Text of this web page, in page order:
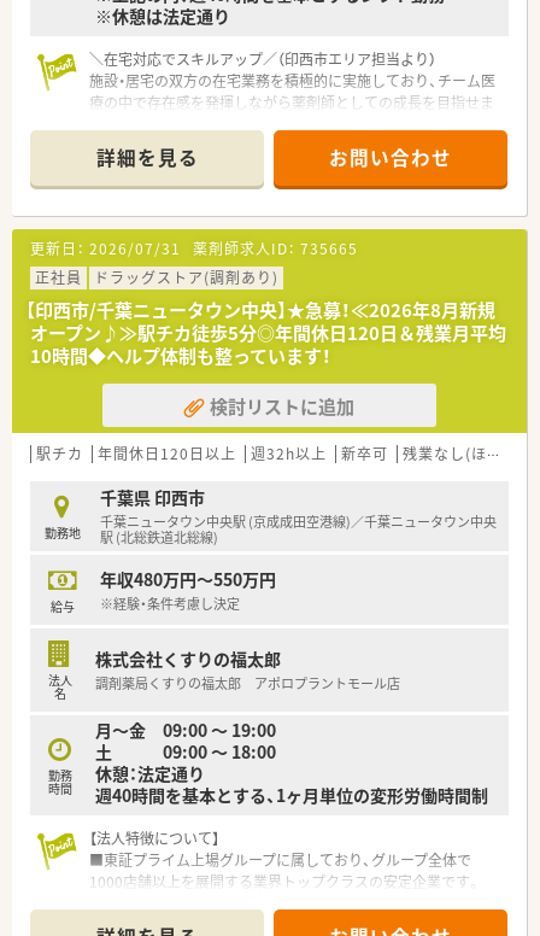
※休憩は法定通り
＼在宅対応でスキルアップ／（印西市エリア担当より）
施設・居宅の双方の在宅業務を積極的に実施しており、チーム医
療の中で存在感を発揮しながら薬剤師としての成長を目指せま
＊------------------------------------------＊
【店舗情報と応需状況について】
■千葉ニュータウン中央駅から車で10分の立地で、近隣クリニ
ックからの外来応需と施設・居宅在宅を中心に手掛けます。
■応需科目は内科や循環器科および整形外科などを幅広く取り
扱っており、豊富な処方事例を通じて経験を積めます。
■人員体制は常勤薬剤師2名と医療事務が在籍しており、互いに
連携しながら効率良く安全な調剤業務を行っています。
【法人特徴について】
■東北や関東エリアを中心に調剤薬局を広く展開しており、地域
密着型の店舗展開で確固たる経営基盤を築いています。
■調剤の機械化や最新システムの導入に積極的で、対人業務へ特
化しながら国の掲げる薬局ビジョンを推進しています。
■従業員のスキルアップを支援するため充実した研修制度を整
【こんな取り組みをしています】
■調剤過誤防止と業務効率化に向けて調剤機器の導入を推進し、
■自己研鑽に励む薬剤師をサポートするべく、認定薬剤師取得な
どに役立つeラーニングの全額費用負担を行っています。
詳細を見る お問い合わせ
更新日： 2026/07/31 薬剤師求人ID： 735665
正社員
ドラッグストア(調剤あり)
【印西市/千葉ニュータウン中央】★急募！≪2026年8月新規
オープン♪≫駅チカ徒歩5分◎年間休日120日＆残業月平均
10時間◆ヘルプ体制も整っています！
検討リストに追加
駅チカ 年間休日120日以上 週32h以上 新卒可 残業なし(ほぼなし含む)
勤務地
千葉県 印西市
千葉ニュータウン中央駅 (京成成田空港線)／千葉ニュータウン中央
駅 (北総鉄道北総線)
給与
年収480万円～550万円
※経験・条件考慮し決定
法人
名
株式会社くすりの福太郎
調剤薬局くすりの福太郎 アポロプラントモール店
勤務
時間
月～金 09:00 ～ 19:00
土 09:00 ～ 18:00
休憩：法定通り
週40時間を基本とする、1ヶ月単位の変形労働時間制
【法人特徴について】
■東証プライム上場グループに属しており、グループ全体で
1000店舗以上を展開する業界トップクラスの安定企業です。
っており、薬剤師が調剤業務に特化して活躍できる特徴がありま